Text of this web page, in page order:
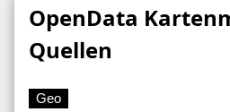
OpenData
Quellen
Geo